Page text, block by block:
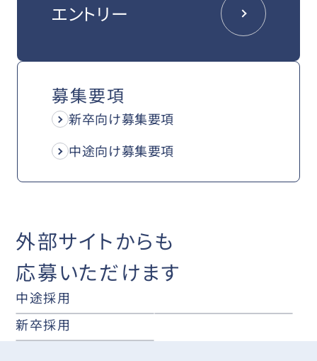
エントリー
募集要項
新卒向け募集要項
中途向け募集要項
外部サイトからも
応募いただけます
中途採用
新卒採用